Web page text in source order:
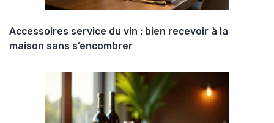
Accessoires service du vin : bien recevoir à la
maison sans s’encombrer